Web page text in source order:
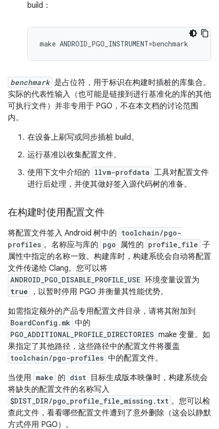
build：
make ANDROID_PGO_INSTRUMENT=benchmark
benchmark 是占位符，用于标识在构建时插桩的库集合。
实际的代表性输入（也可能是链接到进行基准化的库的其他
可执行文件）并非专用于 PGO，不在本文档的讨论范围
内。
在设备上刷写或同步插桩 build。
运行基准以收集配置文件。
使用下文中介绍的 llvm-profdata 工具对配置文件
进行后处理，并使其做好签入源代码树的准备。
在构建时使用配置文件
将配置文件签入 Android 树中的 toolchain/pgo-
profiles 。名称应与库的 pgo 属性的 profile_file 子
属性中指定的名称一致。构建库时，构建系统会自动将配置
文件传递给 Clang。您可以将
ANDROID_PGO_DISABLE_PROFILE_USE 环境变量设置为
true
，以暂时停用 PGO 并衡量其性能优势。
如需指定额外的产品专用配置文件目录，请将其附加到
BoardConfig.mk 中的
PGO_ADDITIONAL_PROFILE_DIRECTORIES make 变量。如
果指定了其他路径，这些路径中的配置文件将覆盖
toolchain/pgo-profiles 中的配置文件。
当使用 make 的 dist
目标生成版本映像时，构建系统会
将缺失的配置文件的名称写入
$DIST_DIR/pgo_profile_file_missing.txt 。您可以检
查此文件，看看哪些配置文件遭到了意外删除（这会以静默
方式停用 PGO）。